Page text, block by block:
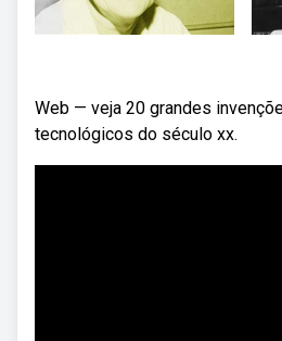
Web — veja 20 grandes
tecnológicos do século xx.